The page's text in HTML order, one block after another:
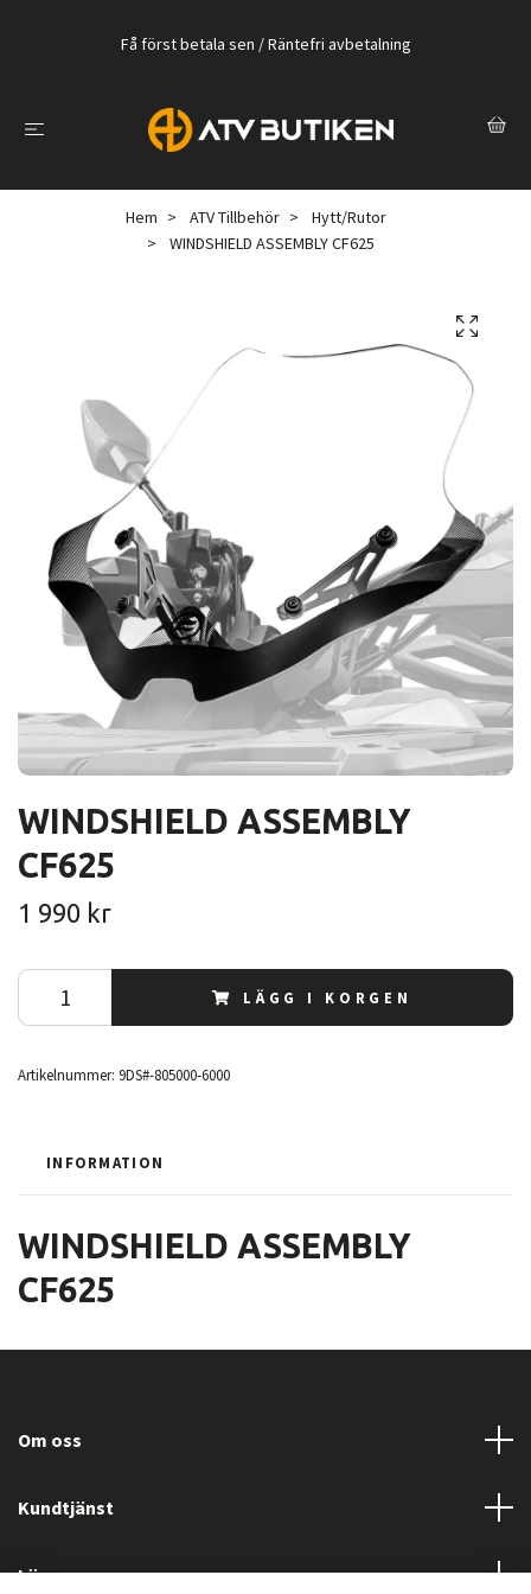
Få först betala sen / Räntefri avbetalning
Hem ATV Tillbehör
Hytt/Rutor
WINDSHIELD ASSEMBLY CF625
WINDSHIELD ASSEMBLY
CF625
1 990 kr
LÄGG I KORGEN
Artikelnummer: 9DS#-805000-6000
INFORMATION
WINDSHIELD ASSEMBLY
CF625
Om oss
Kundtjänst
Läs mer